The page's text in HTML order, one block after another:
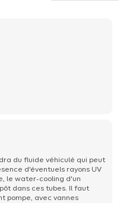
du fluide véhiculé qui peut
d'éventuels rayons UV
le water-cooling d'un
dans ces tubes. Il faut
pompe, avec vannes